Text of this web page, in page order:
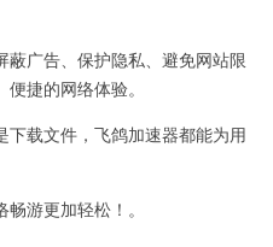
广告、保护隐私、避免网站限
捷的网络体验。
载文件，飞鸽加速器都能为用
游更加轻松！。